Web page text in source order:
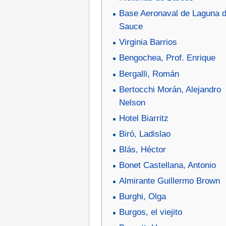
Base Aeronaval de Laguna
Sauce
Virginia Barrios
Bengochea, Prof. Enrique
Bergalli, Román
Bertocchi Morán, Alejandro
Nelson
Hotel Biarritz
Biró, Ladislao
Blás, Héctor
Bonet Castellana, Antonio
Almirante Guillermo Brown
Burghi, Olga
Burgos, el viejito